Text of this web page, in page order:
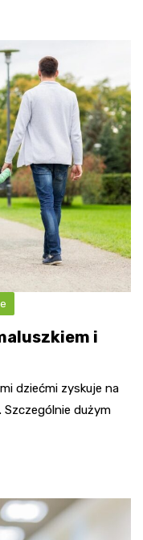
i
dziećmi zyskuje na
Szczególnie dużym